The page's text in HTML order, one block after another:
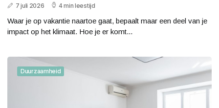
7 juli 2026 4 min leestijd
Waar je op vakantie naartoe gaat, bepaalt maar een deel van je
impact op het klimaat. Hoe je er komt...
Duurzaamheid